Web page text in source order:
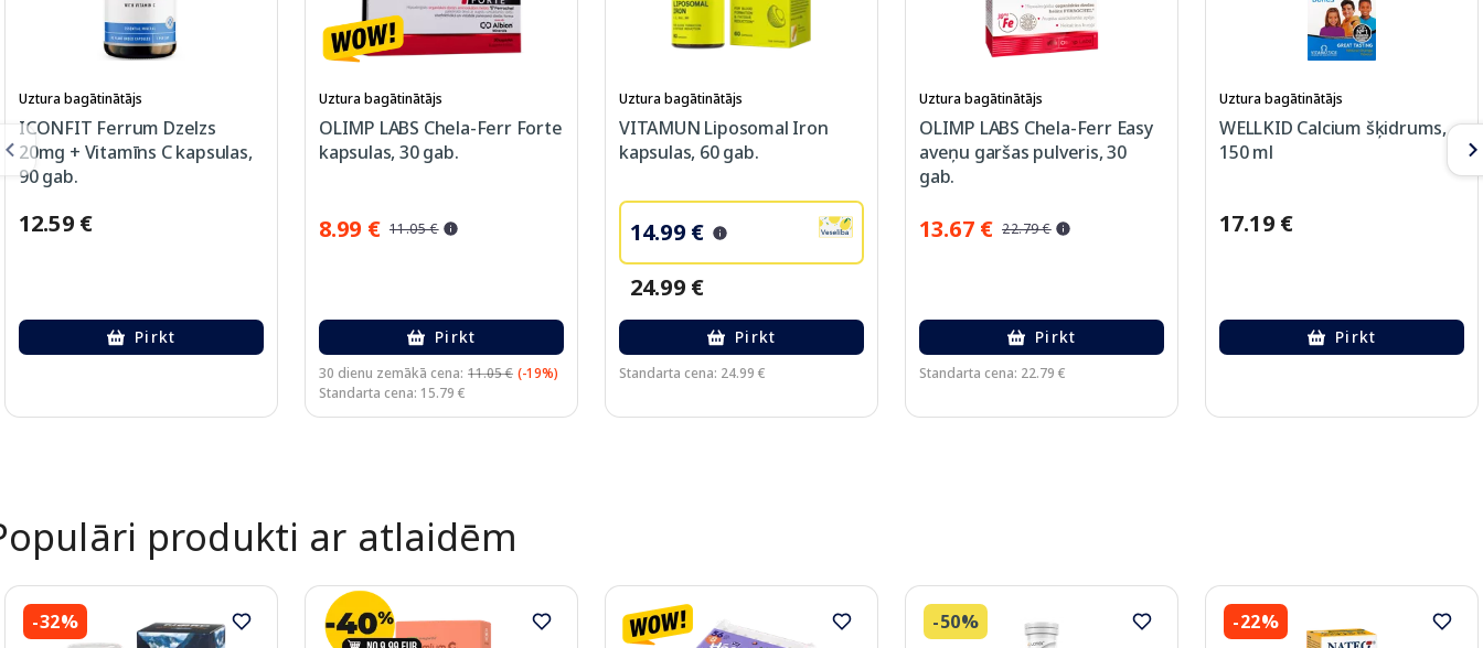
Uztura bagātinātājs
ICONFIT Ferrum Dzelzs
20mg + Vitamīns C kapsulas,
90 gab.
12.59 €
Pirkt
Uztura bagātinātājs
OLIMP LABS Chela-Ferr Forte
kapsulas, 30 gab.
8.99 € 11.05 €
Pirkt
30 dienu zemākā cena: 11.05 € (-19%)
Standarta cena: 15.79 €
Uztura bagātinātājs
VITAMUN Liposomal Iron
kapsulas, 60 gab.
14.99 €
24.99 €
Pirkt
Standarta cena: 24.99 €
Uztura bagātinātājs
OLIMP LABS Chela-Ferr Easy
aveņu garšas pulveris, 30
gab.
13.67 € 22.79 €
Pirkt
Standarta cena: 22.79 €
Uztura bagātinātājs
WELLKID Calcium šķidrums,
150 ml
17.19 €
Pirkt
produkti ar atlaidēm
-32% -50% -22%